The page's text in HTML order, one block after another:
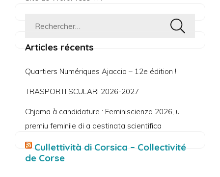
Rechercher :
Articles récents
Quartiers Numériques Ajaccio – 12e édition !
TRASPORTI SCULARI 2026-2027
Chjama à candidature : Feminiscienza 2026, u
premiu feminile di a destinata scientifica
Cullettività di Corsica – Collectivité
de Corse